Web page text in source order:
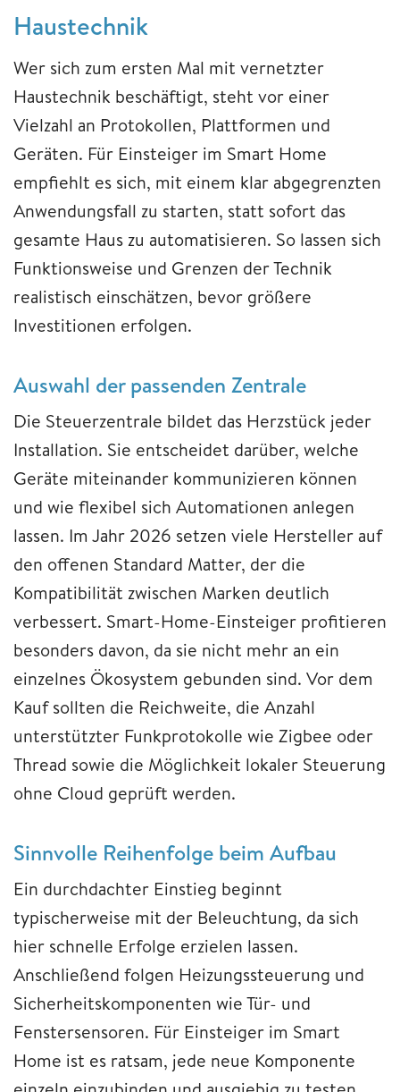
Haustechnik
Wer sich zum ersten Mal mit vernetzter
Haustechnik beschäftigt, steht vor einer
Vielzahl an Protokollen, Plattformen und
Geräten. Für Einsteiger im Smart Home
empfiehlt es sich, mit einem klar abgegrenzten
Anwendungsfall zu starten, statt sofort das
gesamte Haus zu automatisieren. So lassen sich
Funktionsweise und Grenzen der Technik
realistisch einschätzen, bevor größere
Investitionen erfolgen.
Auswahl der passenden Zentrale
Die Steuerzentrale bildet das Herzstück jeder
Installation. Sie entscheidet darüber, welche
Geräte miteinander kommunizieren können
und wie flexibel sich Automationen anlegen
lassen. Im Jahr 2026 setzen viele Hersteller auf
den offenen Standard Matter, der die
Kompatibilität zwischen Marken deutlich
verbessert. Smart-Home-Einsteiger profitieren
besonders davon, da sie nicht mehr an ein
einzelnes Ökosystem gebunden sind. Vor dem
Kauf sollten die Reichweite, die Anzahl
unterstützter Funkprotokolle wie Zigbee oder
Thread sowie die Möglichkeit lokaler Steuerung
ohne Cloud geprüft werden.
Sinnvolle Reihenfolge beim Aufbau
Ein durchdachter Einstieg beginnt
typischerweise mit der Beleuchtung, da sich
hier schnelle Erfolge erzielen lassen.
Anschließend folgen Heizungssteuerung und
Sicherheitskomponenten wie Tür- und
Fenstersensoren. Für Einsteiger im Smart
Home ist es ratsam, jede neue Komponente